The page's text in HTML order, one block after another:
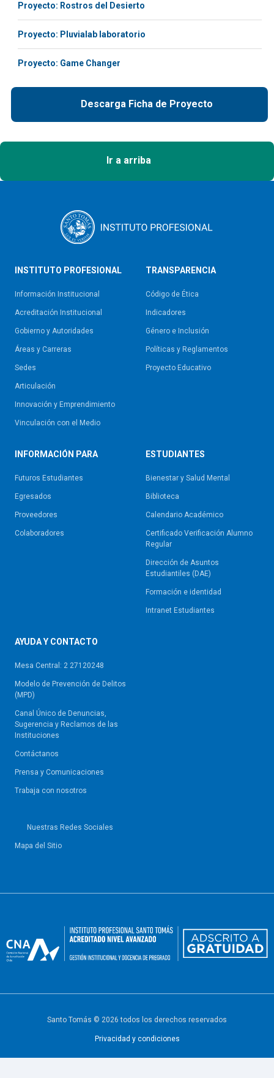
Proyecto: Rostros del Desierto
Proyecto: Pluvialab laboratorio
Proyecto: Game Changer
Descarga Ficha de Proyecto
Ir a arriba
INSTITUTO PROFESIONAL
Información Institucional
Acreditación Institucional
Gobierno y Autoridades​
Áreas y Carreras
Sedes
Articulación
Innovación y Emprendimiento
Vinculación con el Medio
TRANSPARENCIA
Código de Ética
Indicadores
Género e Inclusión
Políticas y Reglamentos​
Proyecto Educativo
INFORMACIÓN PARA
Futuros Estudiantes
Egresados
Proveedores
Colaboradores
ESTUDIANTES
Bienestar y Salud Mental
Biblioteca
Calendario Académico
Certificado Verificación Alumno
Regular
Dirección de Asuntos
Estudiantiles (DAE)
Formación e identidad
Intranet Estudiantes
AYUDA Y CONTACTO
Mesa Central: 2 27120248
Modelo de Prevención de Delitos
(MPD)
Canal Único de Denuncias,
Sugerencia y Reclamos de las
Instituciones
Contáctanos
Prensa y Comunicaciones
Trabaja con nosotros
Nuestras Redes Sociales
Mapa del Sitio
Santo Tomás © 2026 todos los derechos reservados
Privacidad y condiciones